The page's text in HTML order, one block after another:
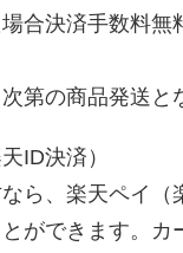
合決済手数料無
第の商品発送と
ID決済）
ら、楽天ペイ（
ができます。カ